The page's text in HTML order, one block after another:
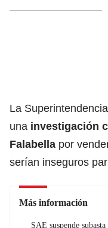
La
una investigación
Falabella por
serían inseguros
Más información
SAE suspende